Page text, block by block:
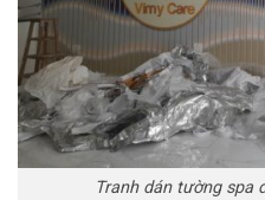
Tranh dán tường spa